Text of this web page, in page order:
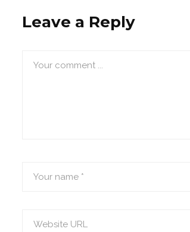
Leave a Reply